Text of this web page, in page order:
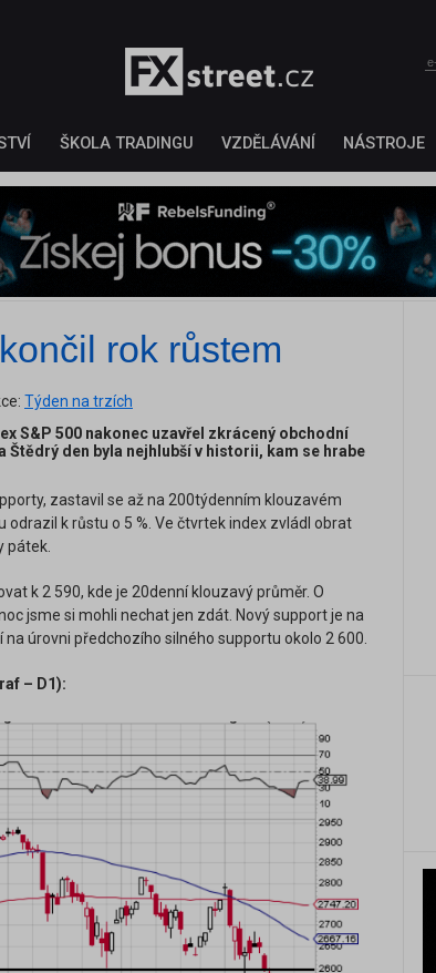
ŠKOLA TRADINGU VZDĚLÁVÁNÍ NÁSTROJE
rok růstem
Týden na trzích
S&P 500 nakonec uzavřel zkrácený obchodní
Štědrý den byla nejhlubší v historii, kam se hrabe
zastavil se až na 200týdenním klouzavém
odrazil k růstu o 5 %. Ve čtvrtek index zvládl obrat
pátek.
k 2 590, kde je 20denní klouzavý průměr. O
jsme si mohli nechat jen zdát. Nový support je na
úrovni předchozího silného supportu okolo 2 600.
– D1):